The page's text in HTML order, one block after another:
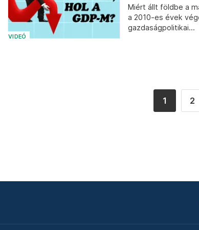
VIDEÓ
Miért állt földbe a
a 2010-es évek
gazdaságpolitikai...
1 2